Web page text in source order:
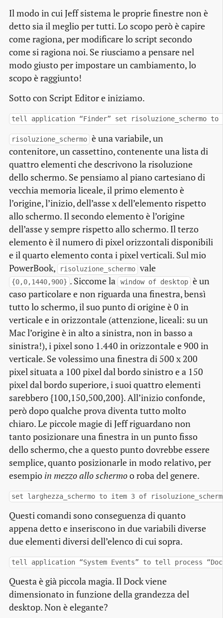
Il modo in cui Jeff sistema le proprie finestre non è
detto sia il meglio per tutti. Lo scopo però è capire
come ragiona, per modificare lo script secondo
come si ragiona noi. Se riusciamo a pensare nel
modo giusto per impostare un cambiamento, lo
scopo è raggiunto!
Sotto con Script Editor e iniziamo.
tell application “Finder” set risoluzione_schermo to
risoluzione_schermo è una variabile, un
contenitore, un cassettino, contenente una lista di
quattro elementi che descrivono la risoluzione
dello schermo. Se pensiamo al piano cartesiano di
vecchia memoria liceale, il primo elemento è
l’origine, l’inizio, dell’asse x dell’elemento rispetto
allo schermo. Il secondo elemento è l’origine
dell’asse y sempre rispetto allo schermo. Il terzo
elemento è il numero di pixel orizzontali disponibili
e il quarto elemento conta i pixel verticali. Sul mio
PowerBook,
risoluzione_schermo vale
{0,0,1440,900} . Siccome la window of desktop è un
caso particolare e non riguarda una finestra, bensì
tutto lo schermo, il suo punto di origine è 0 in
verticale e in orizzontale (attenzione, liceali: su un
Mac l’origine è in alto a sinistra, non in basso a
sinistra!), i pixel sono 1.440 in orizzontale e 900 in
verticale. Se volessimo una finestra di 500 x 200
pixel situata a 100 pixel dal bordo sinistro e a 150
pixel dal bordo superiore, i suoi quattro elementi
sarebbero {100,150,500,200}. All’inizio confonde,
però dopo qualche prova diventa tutto molto
chiaro. Le piccole magie di Jeff riguardano non
tanto posizionare una finestra in un punto fisso
dello schermo, che a questo punto dovrebbe essere
semplice, quanto posizionarle in modo relativo, per
esempio in mezzo allo schermoo roba del genere.
set larghezza_schermo to item 3 of
Questi comandi sono conseguenza di quanto
appena detto e inseriscono in due variabili diverse
due elementi diversi dell’elenco di cui sopra.
tell application “System Events” to tell process
Questa è già piccola magia. Il Dock viene
dimensionato in funzione della grandezza del
desktop. Non è elegante?